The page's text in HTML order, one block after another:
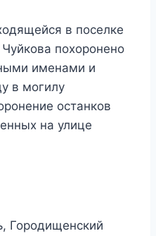
в поселке
похоронено
именами и
в могилу
останков
на улице
Городищенский